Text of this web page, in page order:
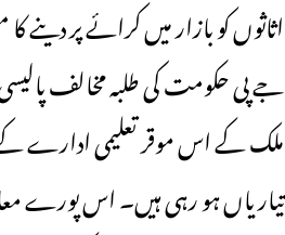
اثاثوں کو بازار میں کرائے پر دینے
جے پی حکومت کی طلبہ مخالف
ملک کے اس موقر تعلیمی ادارے کے
تیاریاں ہو رہی ہیں۔ اس پورے